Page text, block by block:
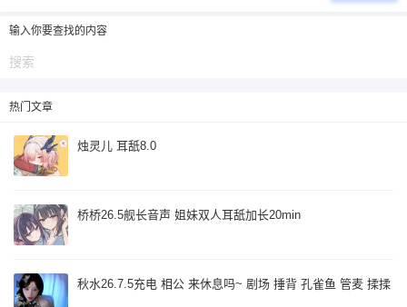
输入你要查找的内容
热门文章
烛灵儿 耳舐8.0
桥桥26.5舰长音声 姐妹双人耳舐加长20min
秋水26.7.5充电 相公 来休息吗~ 剧场 捶背 孔雀鱼 管麦 揉揉